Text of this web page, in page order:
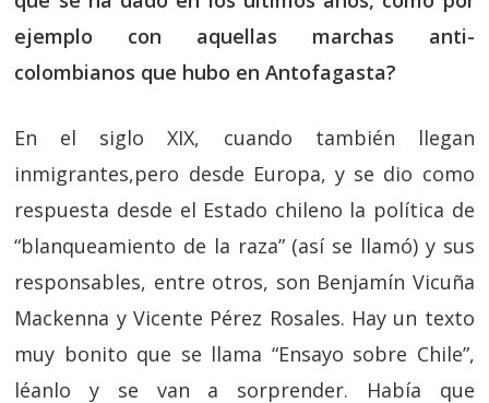
ejemplo con aquellas marchas anti-
colombianos que hubo en Antofagasta?
En el siglo XIX, cuando también llegan
inmigrantes,pero desde Europa, y se dio como
respuesta desde el Estado chileno la política de
“blanqueamiento de la raza” (así se llamó) y sus
responsables, entre otros, son Benjamín Vicuña
Mackenna y Vicente Pérez Rosales. Hay un texto
muy bonito que se llama “Ensayo sobre Chile”,
léanlo y se van a sorprender. Había que